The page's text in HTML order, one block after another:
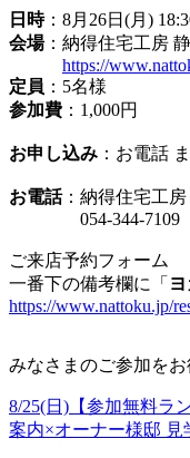
日時：8月26日(月)
会場：納得住宅工房
https://
定員 ：5名様
参加費 ：1,000円
お申し込み ：お電話
お電話：納得住宅工
054-344-7109
ご来店予約フォーム
一番下の備考欄に「
https://www.nattoku.jp/
みなさまのご参加を
8/25(日)【参加無料ラ
案内×オーナー様邸 見